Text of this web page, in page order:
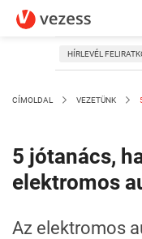
HÍRLEVÉL
CÍMOLDAL VEZETÜNK
5 jótanács,
elektromos
Az elektromos